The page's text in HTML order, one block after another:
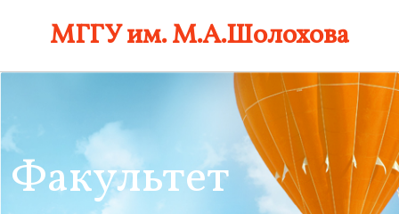
МГГУ им. М.А.Шолохова
Факультет